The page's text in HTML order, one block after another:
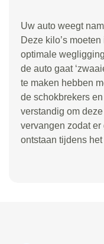
Uw auto weegt
Deze kilo’s moeten
optimale
de auto gaat ‘
te maken hebben
de schokbrekers
verstandig om
vervangen zodat
ontstaan tijdens